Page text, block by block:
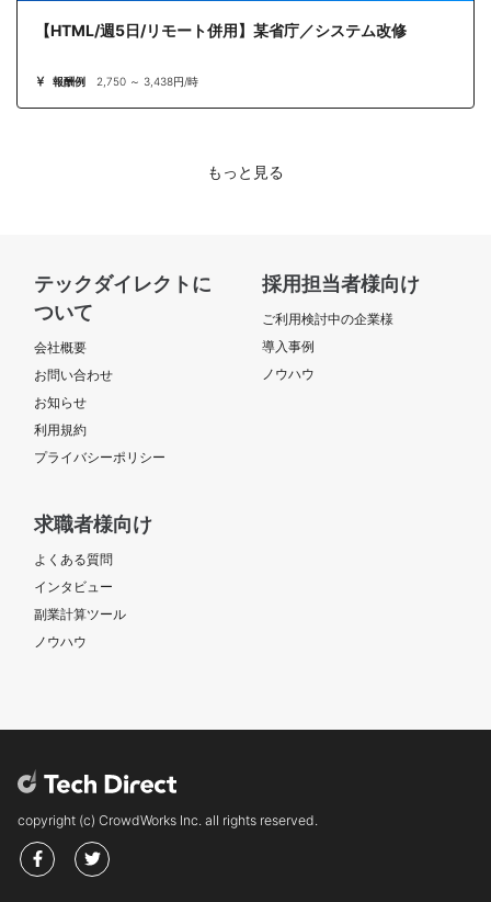
【HTML/週5日/リモート併用】某省庁／システム改修
報酬例 2,750 ～ 3,438円/時
もっと見る
テックダイレクトに
ついて
会社概要
お問い合わせ
お知らせ
利用規約
プライバシーポリシー
採用担当者様向け
ご利用検討中の企業様
導入事例
ノウハウ
求職者様向け
よくある質問
インタビュー
副業計算ツール
ノウハウ
copyright (c) CrowdWorks Inc. all rights reserved.